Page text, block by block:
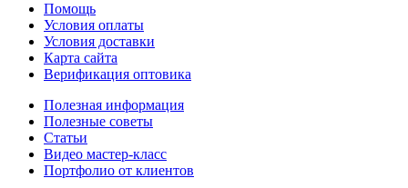
Помощь
Условия оплаты
Условия доставки
Карта сайта
Верификация оптовика
Полезная информация
Полезные советы
Статьи
Видео мастер-класс
Портфолио от клиентов